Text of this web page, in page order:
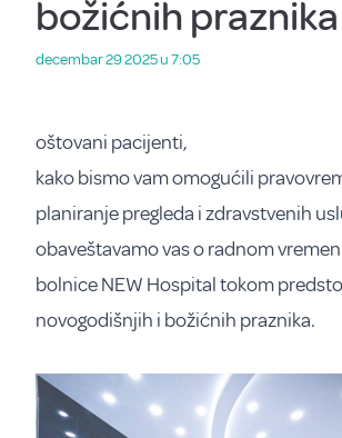
božićnih praznika
decembar 29 2025 u 7:05
oštovani pacijenti,
kako bismo vam omogućili
planiranje pregleda i zdravstvenih
obaveštavamo vas o radnom
bolnice NEW Hospital tokom
novogodišnjih i božićnih praznika.